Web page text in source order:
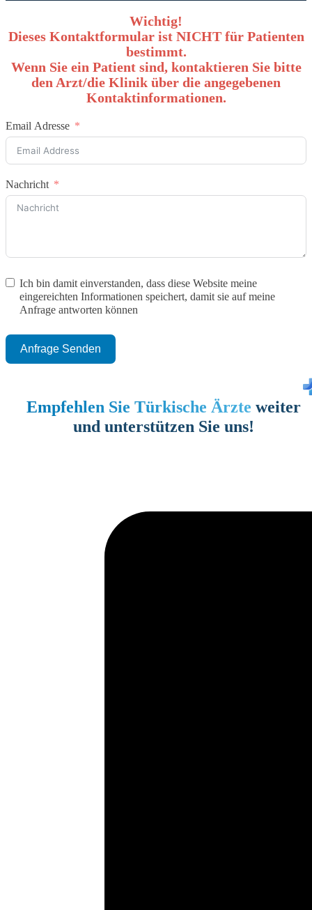
Wichtig!
Dieses Kontaktformular ist NICHT für Patienten
bestimmt.
Wenn Sie ein Patient sind, kontaktieren Sie bitte
den Arzt/die Klinik über die angegebenen
Kontaktinformationen.
Email Adresse
Nachricht
Ich bin damit einverstanden, dass diese Website meine
eingereichten Informationen speichert, damit sie auf meine
Anfrage antworten können
Anfrage Senden
Empfehlen Sie Türkische Ärzte weiter
und unterstützen Sie uns!